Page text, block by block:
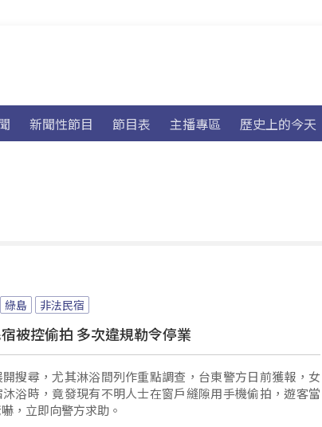
新聞性節目 節目表 主播專區 歷史上的今天
綠島 非法民宿
被控偷拍 多次違規勒令停業
搜尋，尤其淋浴間列作重點調查，台東警方日前獲報，女
浴時，竟發現有不明人士在窗戶縫隙用手機偷拍，遊客當
，立即向警方求助。